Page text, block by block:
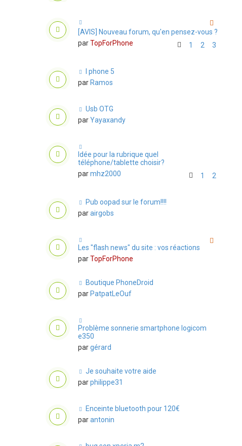
[AVIS] Nouveau forum, qu'en pensez-vous ?
parTopForPhone 1 2 3
I phone 5
par Ramos
Usb OTG
parYayaxandy
Idée pour la rubrique quel
téléphone/tablette choisir?
parmhz2000 1 2
Pub oopad sur le forum!!!!
parairgobs
Les "flash news" du site : vos réactions
parTopForPhone
Boutique PhoneDroid
par PatpatLeOuf
Problème sonnerie smartphone logicom
e350
pargérard
Je souhaite votre aide
parphilippe31
Enceinte bluetooth pour 120€
parantonin